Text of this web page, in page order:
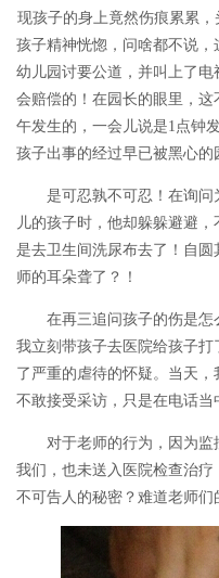
现孩子的身上竟然伤痕累累
孩子精神恍惚，问啥都不说
幼儿园讨要公道，并叫上了
会赔偿的！在园长的眼里，
午发生的，一会儿说是1点钟
孩子出事的经过早已被黑心的
是可忍孰不可忍！在询
儿的孩子时，他却躲躲避避
是去卫生间洗尿布去了！自
师的耳朵聋了？！
在再三追问孩子的伤是
我立刻带孩子去医院给孩子
了严重的虐待的怀疑。当天
不敢接受采访，只是在电话
对于老师的行为，因为
我们，也未送入医院检查治
不可告人的秘密？难道老师